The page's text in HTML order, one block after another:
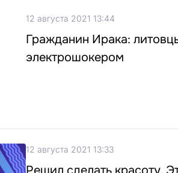
12 августа 2021 13:44
Гражданин Ирака:
электрошокером
12 августа 2021 13:33